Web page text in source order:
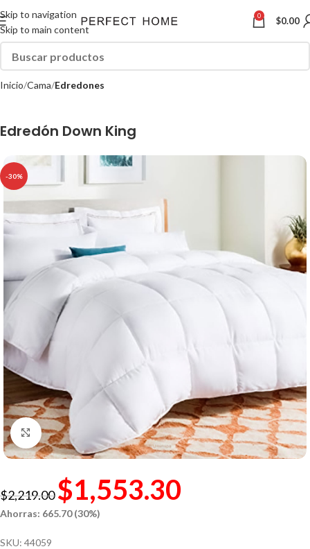
Skip to navigation
Skip to main content
0 $0.00
Inicio Cama Edredones
Edredón Down King
-30%
Click to enlarge
$2,219.00 $1,553.30
Ahorras: 665.70 (30%)
SKU: 44059